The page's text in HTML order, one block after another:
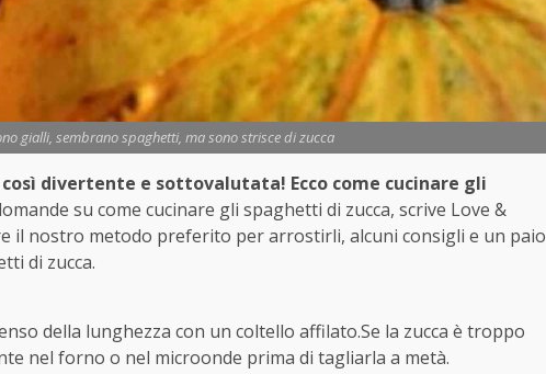
gialli, sembrano spaghetti, ma sono strisce di zucca
divertente e sottovalutata! Ecco come cucinare gli
su come cucinare gli spaghetti di zucca, scrive Love &
il nostro metodo preferito per arrostirli, alcuni consigli e un paio
di zucca.
della lunghezza con un coltello affilato.Se la zucca è troppo
nel forno o nel microonde prima di tagliarla a metà.